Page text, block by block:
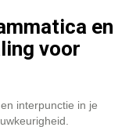
en
voor
interpunctie in je